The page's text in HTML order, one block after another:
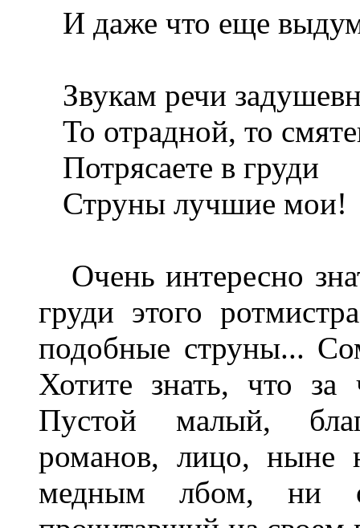
И даже что еще
Звукам речи
То отрадной, то
Потрясаете в груди
Струны лучшие мои!
Очень интересно
груди этого
подобные струны...
Хотите знать, что
Пустой малый,
романов, лицо, ныне
медным лбом, ни